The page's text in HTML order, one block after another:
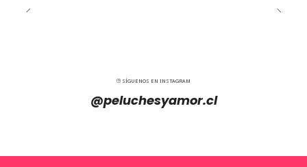
SÍGUENOS EN INSTAGRAM
@peluchesyamor.cl